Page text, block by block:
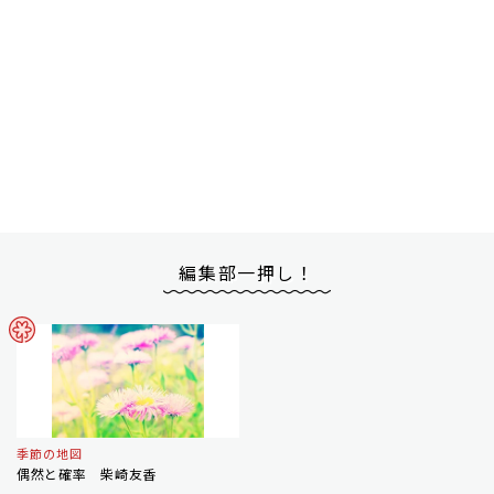
編集部一押し！
季節の地図
偶然と確率 柴崎友香